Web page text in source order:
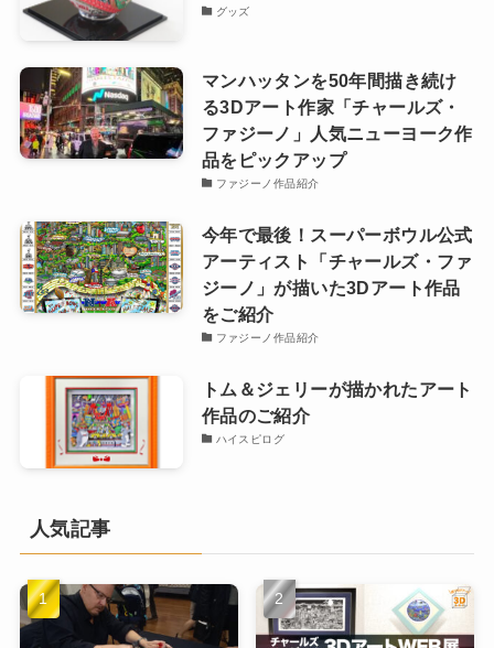
グッズ
マンハッタンを50年間描き続け
る3Dアート作家「チャールズ・
ファジーノ」人気ニューヨーク作
品をピックアップ
ファジーノ作品紹介
今年で最後！スーパーボウル公式
アーティスト「チャールズ・ファ
ジーノ」が描いた3Dアート作品
をご紹介
ファジーノ作品紹介
トム＆ジェリーが描かれたアート
作品のご紹介
ハイスピログ
人気記事